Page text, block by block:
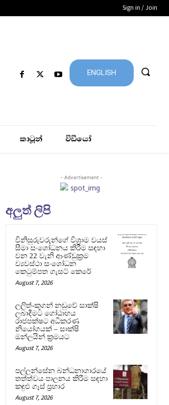
Sign in / Join
ENGLISH
කාටූන් විඩීයෝ
- Advertisement -
අලුත් ලිපි
විනිසුරුවරුන්ගේ විශ්‍රාම වයස්
සීමා සංශෝධනය කිරීම සඳහා
වන 22 වැනි ආණ්ඩුක්‍රම
ව්‍යවස්ථා සංශෝධන
කෙටුම්පත ගැසට් කෙරේ
August 7, 2026
ලලිත්-කූගන් නඩුවේ සාක්ෂි
ලබාදීමට ගෝඨාභය
රාජපක්ෂට අධිකරණ
නියෝගයක් – සාක්ෂි
ඔන්ලයින් ක්‍රමයට
August 7, 2026
පල්ලන්සේන බන්ධනාගාරයේ
තත්ත්වය පාලනය කිරීම සඳහා
කඳුළු ගෑස් ප්‍රහාර
August 7, 2026